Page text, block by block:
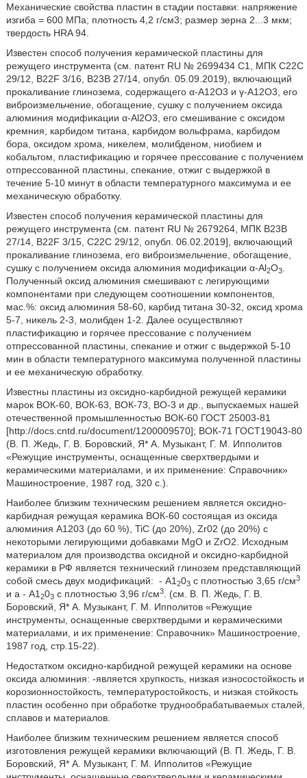
Механические свойства пластин в стадии поставки: напряжение
изгиба = 600 МПа; плотность 4,2 г/см3; размер зерна 2...3 мкм;
твердость HRA 94.
Известен способ получения керамической пластины для
режущего инструмента (см. патент RU № 2699434 С1, МПК C22C
29/12, B22F 3/16, B23B 27/14, опубл. 05.09.2019), включающий
прокаливание глинозема, содержащего α-А12О3 и γ-А12О3, его
виброизмельчение, обогащение, сушку с получением оксида
алюминия модификации α-Al2O3, его смешивание с оксидом
кремния, карбидом титана, карбидом вольфрама, карбидом
бора, оксидом хрома, никелем, молибденом, ниобием и
кобальтом, пластификацию и горячее прессование с получением
отпрессованной пластины, спекание, отжиг с выдержкой в
течение 5-10 минут в области температурного максимума и ее
механическую обработку.
Известен способ получения керамической пластины для
режущего инструмента (см. патент RU № 2679264, МПК B23B
27/14, B22F 3/15, C22C 29/12, опубл. 06.02.2019], включающий
прокаливание глинозема, его виброизмельчение, обогащение,
сушку с получением оксида алюминия модификации α-Аl2O3.
Полученный оксид алюминия смешивают с легирующими
компонентами при следующем соотношении компонентов,
мас.%: оксид алюминия 58-60, карбид титана 30-32, оксид хрома
5-7, никель 2-3, молибден 1-2. Далее осуществляют
пластификацию и горячее прессование с получением
отпрессованной пластины, спекание и отжиг с выдержкой 5-10
мин в области температурного максимума полученной пластины
и ее механическую обработку.
Известны пластины из оксидно-карбидной режущей керамики
марок ВОК-60, ВОК-63, ВОК-73, ВО-3 и др., выпускаемых нашей
отечественной промышленностью ВОК-60 ГОСТ 25003-81
[http://docs.cntd.ru/document/1200009570]; ВОК-71 ГОСТ19043-80
(В. П. Жедь, Г. В. Боровский, Я* А. Музыкант, Г. М. Ипполитов
«Режущие инструменты, оснащенные сверхтвердыми и
керамическими материалами, и их применение: Справочник»
Машиностроение, 1987 год, 320 с.).
Наиболее близким техническим решением является оксидно-
карбидная режущая керамика ВОК-60 состоящая из оксида
алюминия А1203 (до 60 %), TiC (до 20%), Zr02 (до 20%) с
некоторыми легирующими добавками МgO и ZrO2. Исходным
материалом для производства оксидной и оксидно-карбидной
керамики в РФ является технический глинозем представляющий
собой смесь двух модификаций: - А1 203с плотностью 3,65 г/см3
и а - А1 203с плотностью 3,96 г/см3. (см. В. П. Жедь, Г. В.
Боровский, Я* А. Музыкант, Г. М. Ипполитов «Режущие
инструменты, оснащенные сверхтвердыми и керамическими
материалами, и их применение: Справочник» Машиностроение,
1987 год, стр.15-22).
Недостатком оксидно-карбидной режущей керамики на основе
оксида алюминия: -является хрупкость, низкая износостойкость и
корозионностойкость, температуростойкость, и низкая стойкость
пластин особенно при обработке труднообрабатываемых сталей,
сплавов и материалов.
Наиболее близким техническим решением является способ
изготовления режущей керамики включающий (В. П. Жедь, Г. В.
Боровский, Я* А. Музыкант, Г. М. Ипполитов «Режущие